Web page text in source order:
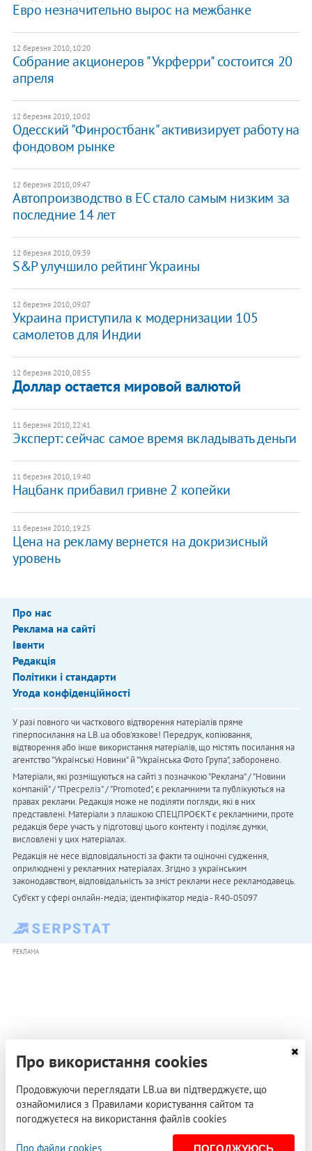
Евро незначительно вырос на межбанке
12 березня 2010, 10:20
Собрание акционеров "Укрферри" состоится 20
апреля
12 березня 2010, 10:02
Одесский "Финростбанк" активизирует работу на
фондовом рынке
12 березня 2010, 09:47
Автопроизводство в ЕС стало самым низким за
последние 14 лет
12 березня 2010, 09:39
S&P улучшило рейтинг Украины
12 березня 2010, 09:07
Украина приступила к модернизации 105
самолетов для Индии
12 березня 2010, 08:55
Доллар остается мировой валютой
11 березня 2010, 22:41
Эксперт: сейчас самое время вкладывать деньги
11 березня 2010, 19:40
Нацбанк прибавил гривне 2 копейки
11 березня 2010, 19:25
Цена на рекламу вернется на докризисный
уровень
Про нас
Реклама на сайті
Івенти
Редакція
Політики і стандарти
Угода конфіденційності
У разі повного чи часткового відтворення матеріалів пряме
гіперпосилання на LB.ua обов'язкове! Передрук, копіювання,
відтворення або інше використання матеріалів, що містять посилання на
агентство "Українськi Новини" й "Українська Фото Група", заборонено.
Матеріали, які розміщуються на сайті з позначкою "Реклама" / "Новини
компаній" / "Пресреліз" / "Promoted", є рекламними та публікуються на
правах реклами. Редакція може не поділяти погляди, які в них
представлені. Матеріали з плашкою СПЕЦПРОЄКТ є рекламними, проте
редакція бере участь у підготовці цього контенту і поділяє думки,
висловлені у цих матеріалах.
Редакція не несе відповідальності за факти та оціночні судження,
оприлюднені у рекламних матеріалах. Згідно з українським
законодавством, відповідальність за зміст реклами несе рекламодавець.
Cуб'єкт у сфері онлайн-медіа; ідентифікатор медіа - R40-05097
РЕКЛАМА
Про використання cookies
Продовжуючи переглядати LB.ua ви підтверджуєте, що
ознайомилися з Правилами користування сайтом та
погоджуєтеся на використання файлів cookies
Про файли cookies ПОГОДЖУЮСЬ